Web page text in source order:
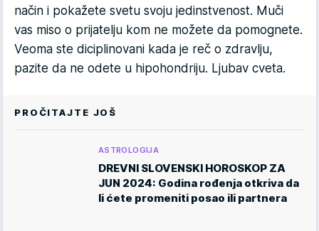
način i pokažete svetu svoju jedinstvenost. Muči
vas miso o prijatelju kom ne možete da pomognete.
Veoma ste diciplinovani kada je reč o zdravlju,
pazite da ne odete u hipohondriju. Ljubav cveta.
PROČITAJTE JOŠ
ASTROLOGIJA
DREVNI SLOVENSKI HOROSKOP ZA
JUN 2024: Godina rođenja otkriva da
li ćete promeniti posao ili partnera